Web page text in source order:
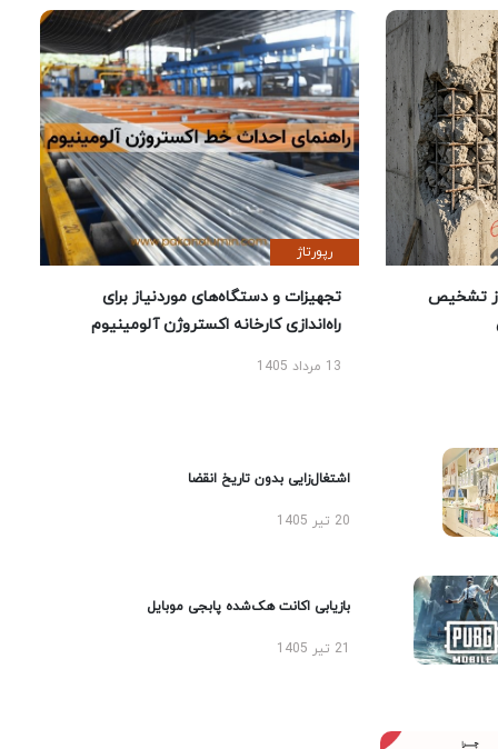
تشخیص
رپورتاژ
تجهیزات و دستگاه‌های موردنیاز برای
راه‌اندازی کارخانه اکستروژن آلومینیوم
13 مرداد 1405
اشتغال‌زایی بدون تاریخ انقضا
20 تیر 1405
بازیابی اکانت هک‌شده پابجی موبایل